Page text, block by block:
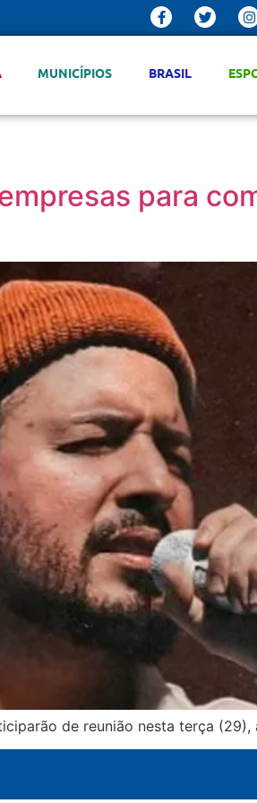
MUNICÍPIOS BRASIL
para
de reunião nesta terça (29),